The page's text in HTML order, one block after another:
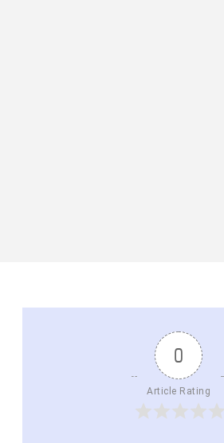
0
Article Rating